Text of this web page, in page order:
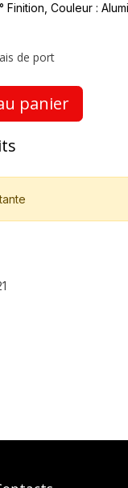
Couleur :
de port
panier